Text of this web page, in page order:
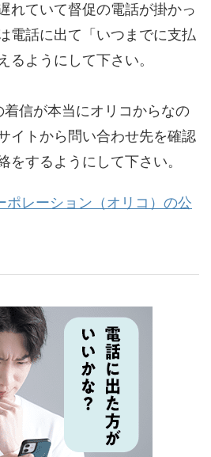
れていて督促の電話が掛かっ
電話に出て「いつまでに支払
るようにして下さい。
信が本当にオリコからなの
イトから問い合わせ先を確認
をするようにして下さい。
ポレーション（オリコ）の公